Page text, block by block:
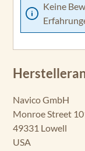
Keine
Navico GmbH
Monroe Street
49331 Lowell
USA